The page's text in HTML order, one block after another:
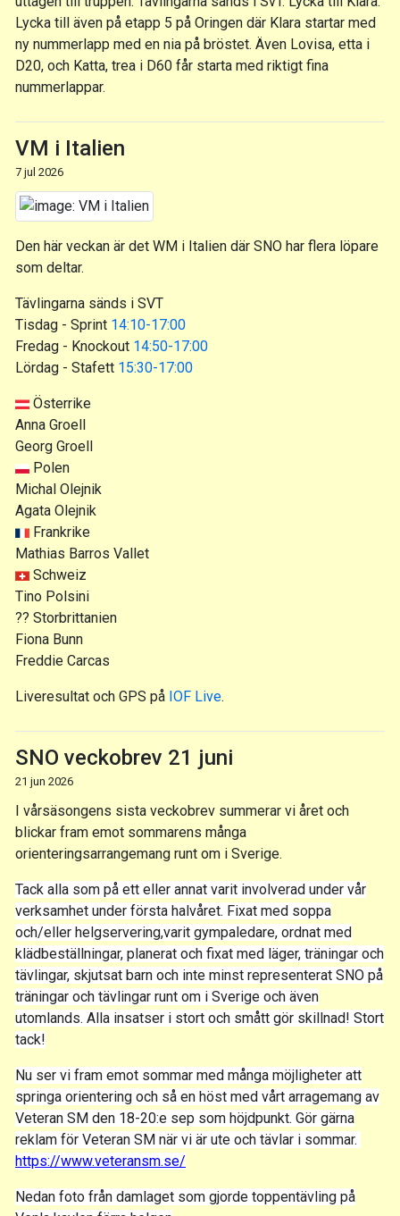
Lycka till även på etapp 5 på Oringen där Klara startar med
ny nummerlapp med en nia på bröstet. Även Lovisa, etta i
D20, och Katta, trea i D60 får starta med riktigt fina
nummerlappar.
VM i Italien
7 jul 2026
Den här veckan är det WM i Italien där SNO har flera löpare
som deltar.
Tävlingarna sänds i SVT
Tisdag - Sprint 14:10-17:00
Fredag - Knockout 14:50-17:00
Lördag - Stafett 15:30-17:00
Österrike
Anna Groell
Georg Groell
Polen
Michal Olejnik
Agata Olejnik
Frankrike
Mathias Barros Vallet
Schweiz
Tino Polsini
?? Storbrittanien
Fiona Bunn
Freddie Carcas
Liveresultat och GPS på IOF Live.
SNO veckobrev 21 juni
21 jun 2026
I vårsäsongens sista veckobrev summerar vi året och
blickar fram emot sommarens många
orienteringsarrangemang runt om i Sverige.
Tack alla som på ett eller annat varit involverad under vår
verksamhet under första halvåret. Fixat med soppa
och/eller helgservering,varit gympaledare, ordnat med
klädbeställningar, planerat och fixat med läger, träningar och
tävlingar, skjutsat barn och inte minst representerat SNO på
träningar och tävlingar runt om i Sverige och även
utomlands. Alla insatser i stort och smått gör skillnad! Stort
tack!
Nu ser vi fram emot sommar med många möjligheter att
springa orientering och så en höst med vårt arragemang av
Veteran SM den 18-20:e sep som höjdpunkt. Gör gärna
reklam för Veteran SM när vi är ute och tävlar i sommar.
https://www.veteransm.se/
Nedan foto från damlaget som gjorde toppentävling på